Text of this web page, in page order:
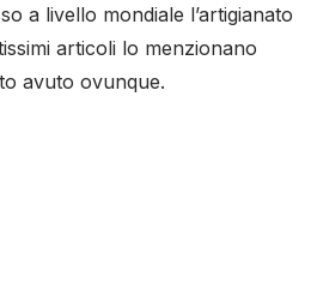
a livello mondiale l’artigianato
articoli lo menzionano
avuto ovunque.